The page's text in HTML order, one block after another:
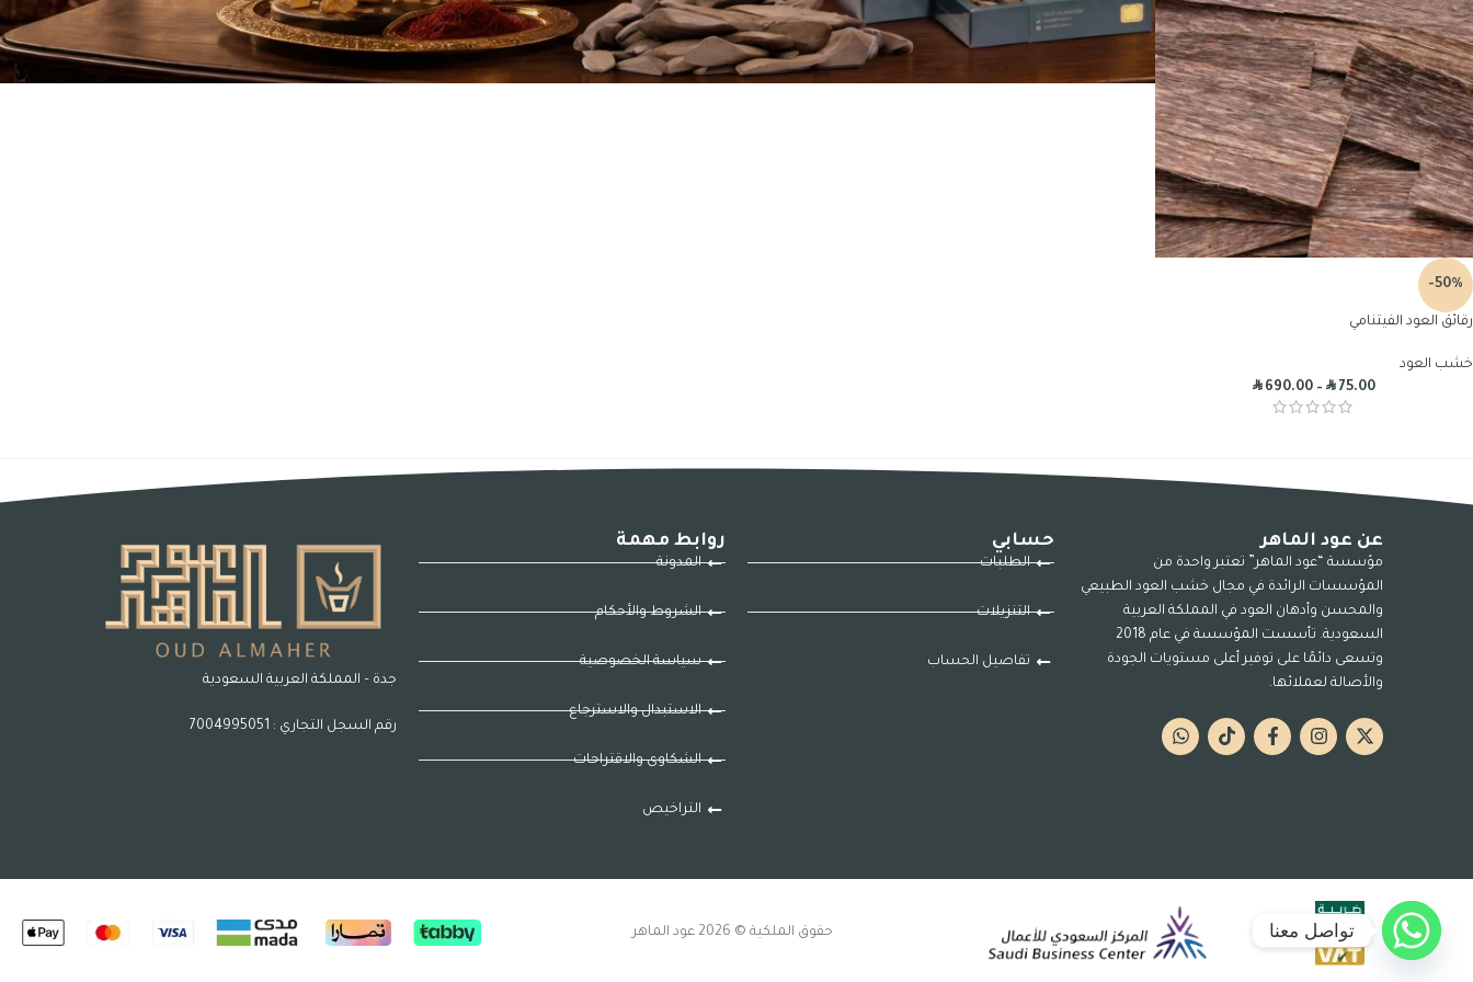
-50%
رقائق العود الفيتنامي
خشب العود
R75.00
–
R690.00
عن عود الماهر
مؤسسة “عود الماهر” تعتبر واحدة من
المؤسسات الرائدة في مجال خشب العود الطبيعي
والمحسن وأدهان العود في المملكة العربية
السعودية. تأسست المؤسسة في عام 2018
وتسعى دائمًا على توفير أعلى مستويات الجودة
والأصالة لعملائها.
حسابي
الطلبات
التنزيلات
تفاصيل الحساب
روابط مهمة
المدونة
الشروط والأحكام
سياسة الخصوصية
الاستبدال والاسترجاع
الشكاوى والاقتراحات
التراخيص
جدة – المملكة العربية السعودية
رقم السجل التجاري : 7004995051
حقوق الملكية © 2026 عود الماهر تواصل معنا